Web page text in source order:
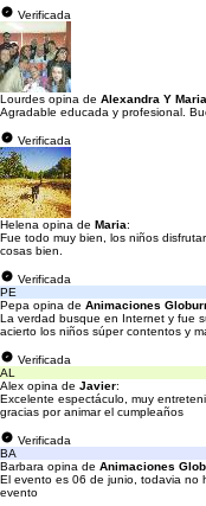
Verificada
Lourdes opina de Alexandra Y Maria
Agradable educada y profesional.
Verificada
Helena opina de Maria:
Fue todo muy bien, los niños
cosas bien.
Verificada
PE
Pepa opina de Animaciones
La verdad busque en Internet y fue
acierto los niños súper contentos y
Verificada
AL
Alex opina de Javier:
Excelente espectáculo, muy
gracias por animar el cumpleaños
Verificada
BA
Barbara opina de Animaciones
El evento es 06 de junio, todavia no
evento